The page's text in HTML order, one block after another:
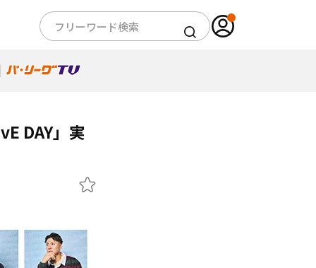
DAY」実